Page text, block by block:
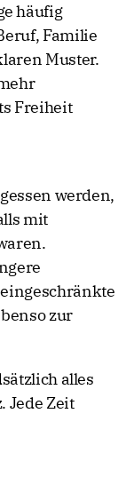
häufig
Familie
Muster.
Freiheit
werden,
mit
zur
alles
Jede Zeit